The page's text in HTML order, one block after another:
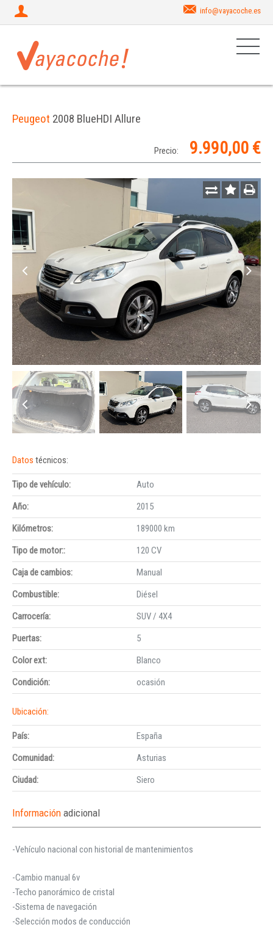
info@vayacoche.es
Peugeot 2008 BlueHDI Allure
Precio: 9.990,00 €
Datos técnicos:
Tipo de vehículo:
Auto
Año:
2015
Kilómetros:
189000 km
Tipo de motor::
120 CV
Caja de cambios:
Manual
Combustible:
Diésel
Carrocería:
SUV / 4X4
Puertas:
5
Color ext:
Blanco
Condición:
ocasión
Ubicación:
País:
España
Comunidad:
Asturias
Ciudad:
Siero
Información adicional
-Vehículo nacional con historial de mantenimientos
-Cambio manual 6v
-Techo panorámico de cristal
-Sistema de navegación
-Selección modos de conducción